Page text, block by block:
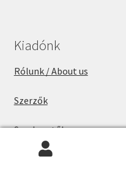
Kiadónk
Rólunk / About us
Szerzők
Szerkesztők
Adatvédelem
Keresés